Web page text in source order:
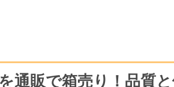
通販で箱売り！品質